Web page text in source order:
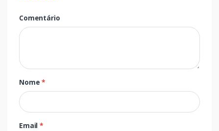
Comentário
Nome*
Email*